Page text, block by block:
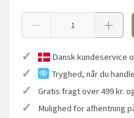
✓ Dansk kundeservice
✓ Tryghed, når du
✓ Gratis fragt over 499 kr.
✓ Mulighed for afhentning